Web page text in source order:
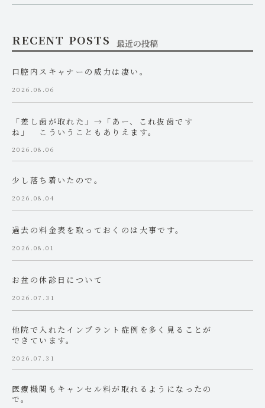
RECENT POSTS 最近の投稿
口腔内スキャナーの威力は凄い。
2026.08.06
「差し歯が取れた」→「あー、これ抜歯です
ね」 こういうこともありえます。
2026.08.06
少し落ち着いたので。
2026.08.04
過去の料金表を取っておくのは大事です。
2026.08.01
お盆の休診日について
2026.07.31
他院で入れたインプラント症例を多く見ることが
できています。
2026.07.31
医療機関もキャンセル料が取れるようになったの
で。